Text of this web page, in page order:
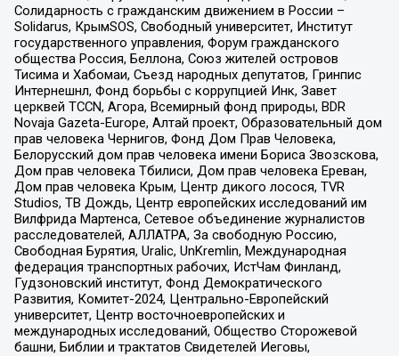
Солидарность с гражданским движением в России –
Solidarus, КрымSOS, Свободный университет, Институт
государственного управления, Форум гражданского
общества Россия, Беллона, Союз жителей островов
Тисима и Хабомаи, Съезд народных депутатов, Гринпис
Интернешнл, Фонд борьбы с коррупцией Инк, Завет
церквей TCCN, Агора, Всемирный фонд природы, BDR
Novaja Gazeta-Europe, Алтай проект, Образовательный дом
прав человека Чернигов, Фонд Дом Прав Человека,
Белорусский дом прав человека имени Бориса Звозскова,
Дом прав человека Тбилиси, Дом прав человека Ереван,
Дом прав человека Крым, Центр дикого лосося, TVR
Studios, ТВ Дождь, Центр европейских исследований им
Вилфрида Мартенса, Сетевое объединение журналистов
расследователей, АЛЛАТРА, За свободную Россию,
Свободная Бурятия, Uralic, UnKremlin, Международная
федерация транспортных рабочих, ИстЧам Финланд,
Гудзоновский институт, Фонд Демократического
Развития, Комитет-2024, Центрально-Европейский
университет, Центр восточноевропейских и
международных исследований, Общество Сторожевой
башни, Библии и трактатов Свидетелей Иеговы,